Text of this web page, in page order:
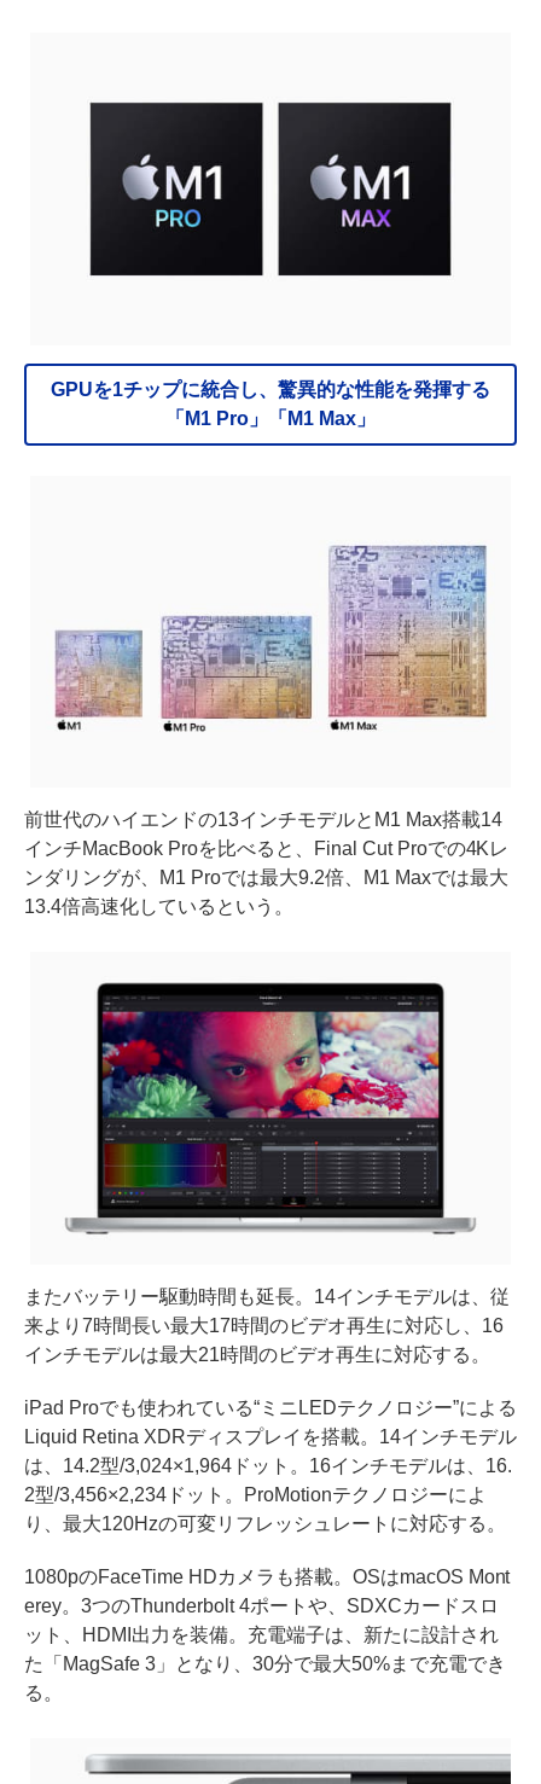
GPUを1チップに統合し、驚異的な性能を発揮する
「M1 Pro」「M1 Max」
前世代のハイエンドの13インチモデルとM1 Max搭載14
インチMacBook Proを比べると、Final Cut Proでの4Kレ
ンダリングが、M1 Proでは最大9.2倍、M1 Maxでは最大
13.4倍高速化しているという。
またバッテリー駆動時間も延長。14インチモデルは、従
来より7時間長い最大17時間のビデオ再生に対応し、16
インチモデルは最大21時間のビデオ再生に対応する。
iPad Proでも使われている“ミニLEDテクノロジー”による
Liquid Retina XDRディスプレイを搭載。14インチモデル
は、14.2型/3,024×1,964ドット。16インチモデルは、16.
2型/3,456×2,234ドット。ProMotionテクノロジーによ
り、最大120Hzの可変リフレッシュレートに対応する。
1080pのFaceTime HDカメラも搭載。OSはmacOS Mont
erey。3つのThunderbolt 4ポートや、SDXCカードスロ
ット、HDMI出力を装備。充電端子は、新たに設計され
た「MagSafe 3」となり、30分で最大50%まで充電でき
る。